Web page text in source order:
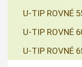
U-TIP ROVNÉ
U-TIP ROVNÉ
U-TIP ROVNÉ